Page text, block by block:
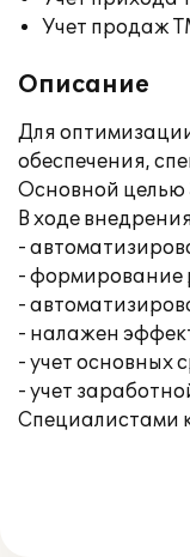
Учет продаж
Описание
Для
обеспечения,
Основной целью
В ходе
-
- формирование
-
- налажен
- учет основных
- учет
Специалистами